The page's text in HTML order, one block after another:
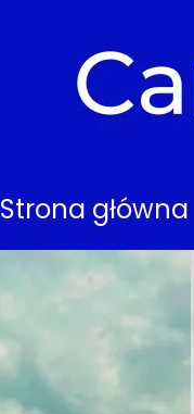
Strona główna